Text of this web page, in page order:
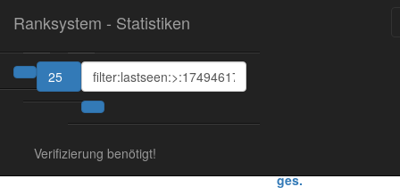
Ranksystem - Statistiken
25
Verifizierung benötigt!
1 2
ges.